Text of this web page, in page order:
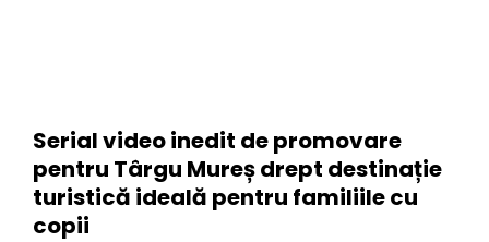
Serial video inedit de promovare
pentru Târgu Mureș drept destinație
turistică ideală pentru familiile cu
copii